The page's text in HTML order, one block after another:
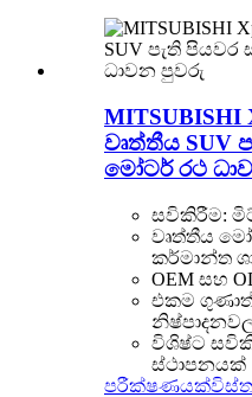
MITSUBISHI
වෘත්තීය SUV
මෝටර් රථ
සවිකිරීම:
වෘත්තීය
කර්මාන්ත
OEM සහ
එකම
විශිෂ්ට
ස්ථාපනයක්
පරීක්ෂණයක්